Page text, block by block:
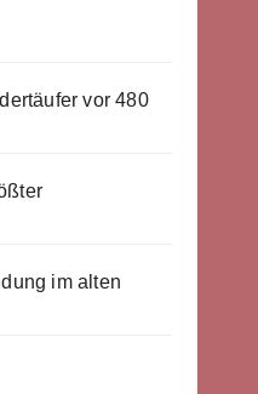
vor 480
im alten